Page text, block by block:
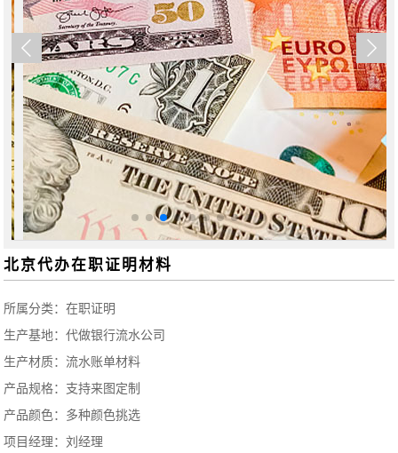
北京代办在职证明材料
所属分类：在职证明
生产基地：代做银行流水公司
生产材质：流水账单材料
产品规格：支持来图定制
产品颜色：多种颜色挑选
项目经理：刘经理